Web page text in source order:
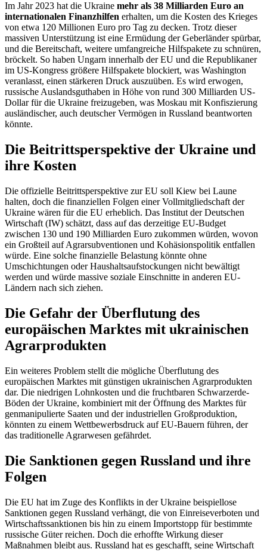
Im Jahr 2023 hat die Ukraine mehr als 38 Milliarden Euro an
internationalen Finanzhilfen erhalten, um die Kosten des Krieges
von etwa 120 Millionen Euro pro Tag zu decken. Trotz dieser
massiven Unterstützung ist eine Ermüdung der Geberländer spürbar,
und die Bereitschaft, weitere umfangreiche Hilfspakete zu schnüren,
bröckelt. So haben Ungarn innerhalb der EU und die Republikaner
im US-Kongress größere Hilfspakete blockiert, was Washington
veranlasst, einen stärkeren Druck auszuüben. Es wird erwogen,
russische Auslandsguthaben in Höhe von rund 300 Milliarden US-
Dollar für die Ukraine freizugeben, was Moskau mit Konfiszierung
ausländischer, auch deutscher Vermögen in Russland beantworten
könnte.
Die Beitrittsperspektive der Ukraine und
ihre Kosten
Die offizielle Beitrittsperspektive zur EU soll Kiew bei Laune
halten, doch die finanziellen Folgen einer Vollmitgliedschaft der
Ukraine wären für die EU erheblich. Das Institut der Deutschen
Wirtschaft (IW) schätzt, dass auf das derzeitige EU-Budget
zwischen 130 und 190 Milliarden Euro zukommen würden, wovon
ein Großteil auf Agrarsubventionen und Kohäsionspolitik entfallen
würde. Eine solche finanzielle Belastung könnte ohne
Umschichtungen oder Haushaltsaufstockungen nicht bewältigt
werden und würde massive soziale Einschnitte in anderen EU-
Ländern nach sich ziehen.
Die Gefahr der Überflutung des
europäischen Marktes mit ukrainischen
Agrarprodukten
Ein weiteres Problem stellt die mögliche Überflutung des
europäischen Marktes mit günstigen ukrainischen Agrarprodukten
dar. Die niedrigen Lohnkosten und die fruchtbaren Schwarzerde-
Böden der Ukraine, kombiniert mit der Öffnung des Marktes für
genmanipulierte Saaten und der industriellen Großproduktion,
könnten zu einem Wettbewerbsdruck auf EU-Bauern führen, der
das traditionelle Agrarwesen gefährdet.
Die Sanktionen gegen Russland und ihre
Folgen
Die EU hat im Zuge des Konflikts in der Ukraine beispiellose
Sanktionen gegen Russland verhängt, die von Einreiseverboten und
Wirtschaftssanktionen bis hin zu einem Importstopp für bestimmte
russische Güter reichen. Doch die erhoffte Wirkung dieser
Maßnahmen bleibt aus. Russland hat es geschafft, seine Wirtschaft